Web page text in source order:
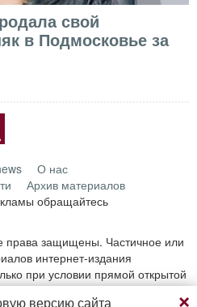
свой
в Подмосковье за
О нас
Архив материалов
обращайтесь
права защищены. Частичное или
интернет-издания
при условии прямой открытой
на непосредственный адрес
версию сайта